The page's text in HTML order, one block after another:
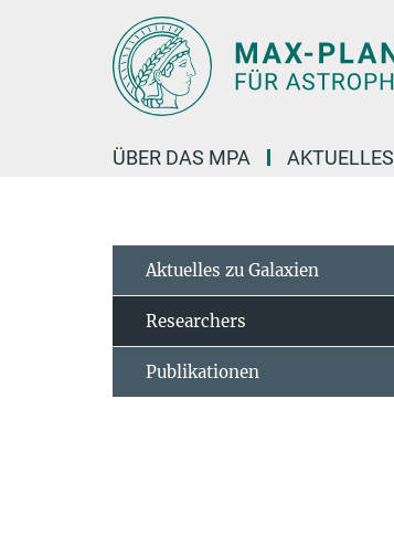
ÜBER DAS MPA AKTUELLES
Aktuelles zu Galaxien
Researchers
Publikationen